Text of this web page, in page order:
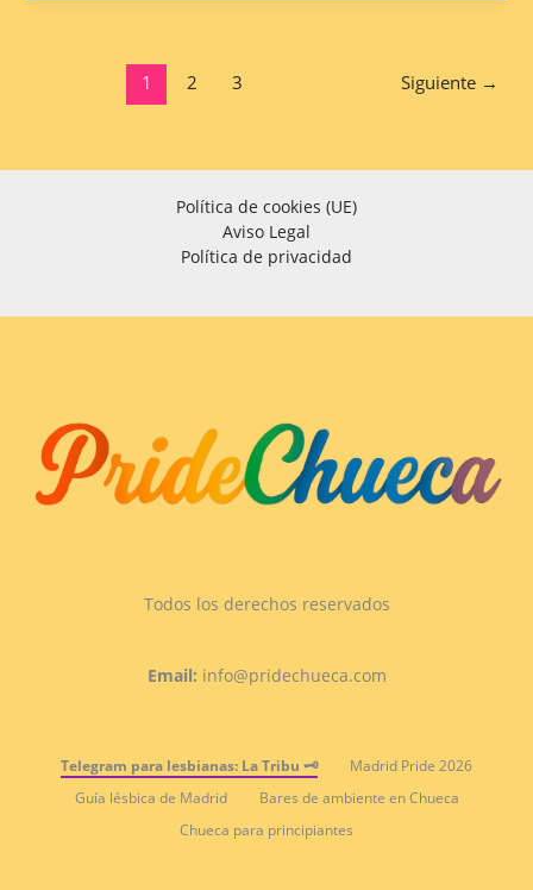
1 2 3 Siguiente →
Política de cookies (UE)
Aviso Legal
Política de privacidad
Todos los derechos reservados
Email: info@pridechueca.com
Telegram para lesbianas: La Tribu 🗝️
Madrid Pride 2026
Guía lésbica de Madrid
Bares de ambiente en Chueca
Chueca para principiantes